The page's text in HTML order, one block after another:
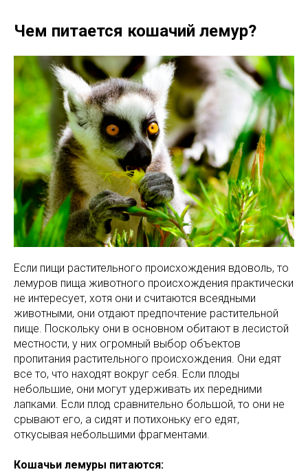
Чем питается кошачий лемур?
Если пищи растительного происхождения вдоволь, то
лемуров пища животного происхождения практически
не интересует, хотя они и считаются всеядными
животными, они отдают предпочтение растительной
пище. Поскольку они в основном обитают в лесистой
местности, у них огромный выбор объектов
пропитания растительного происхождения. Они едят
все то, что находят вокруг себя. Если плоды
небольшие, они могут удерживать их передними
лапками. Если плод сравнительно большой, то они не
срывают его, а сидят и потихоньку его едят,
откусывая небольшими фрагментами.
Кошачьи лемуры питаются: